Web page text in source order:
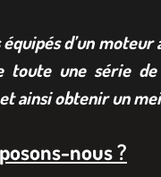
d’un
toute une série
ainsi obtenir un
nous ?